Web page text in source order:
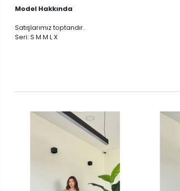
Model Hakkında
Satışlarımız toptandır.
Seri: S M M L X